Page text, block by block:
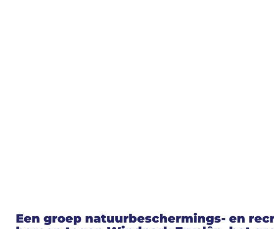
Een groep natuurbeschermings- en